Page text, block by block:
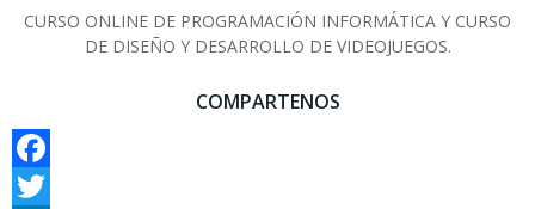
CURSO ONLINE DE PROGRAMACIÓN INFORMÁTICA Y CURSO
DE DISEÑO Y DESARROLLO DE VIDEOJUEGOS.
COMPARTENOS
Facebook